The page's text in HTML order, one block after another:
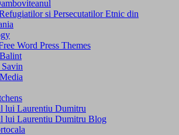
si Persecutatilor Etnic din
Word Press Themes
lui Laurentiu Dumitru
lui Laurentiu Dumitru Blog